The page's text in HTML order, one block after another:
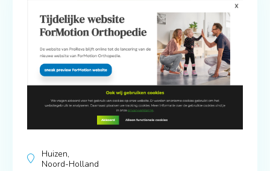
Huizen,
Noord-Holland